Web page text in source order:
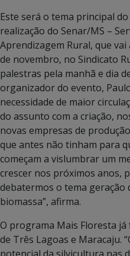
Este será o tema principal
realização do Senar/MS –
Aprendizagem Rural, que
de novembro, no Sindicato
palestras pela manhã e dia
organizador do evento,
necessidade de maior
do assunto com a criação,
novas empresas de
que antes não tinham para
começam a vislumbrar um
crescer nos próximos anos,
debatermos o tema geração
biomassa”, afirma.
O programa Mais Floresta
de Três Lagoas e Maracaju.